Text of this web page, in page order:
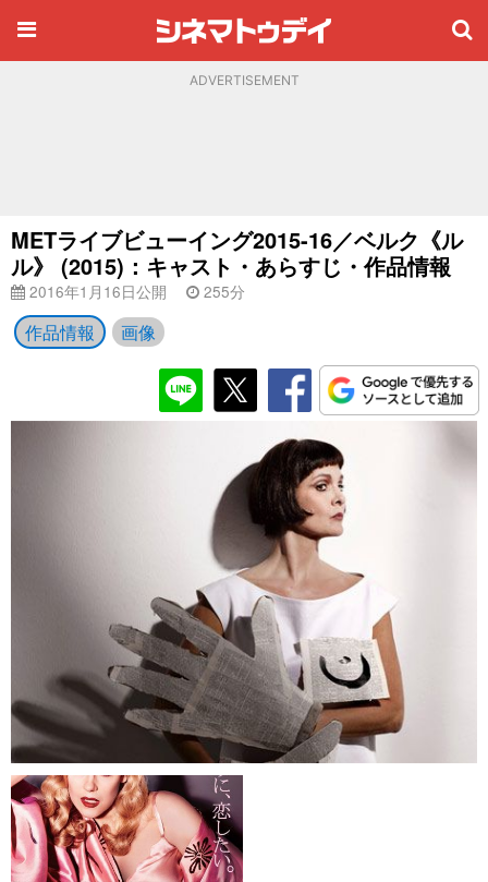
ADVERTISEMENT
METライブビューイング2015-16／ベルク《ル
ル》 (2015)：キャスト・あらすじ・作品情報
2016年1月16日公開 255分
作品情報 画像